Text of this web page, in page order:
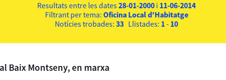
Resultats entre les dates28-01-2000 i 11-06-2014
Filtrant per tema: Oficina Local d'Habitatge
Notícies trobades: 33 Llistades: 1- 10
Baix Montseny, en marxa